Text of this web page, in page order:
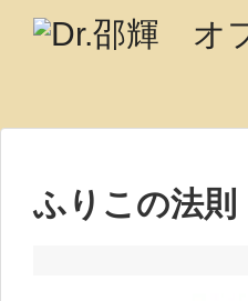
ふりこの法則